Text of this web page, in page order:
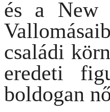
és a New
családi
eredeti
boldogan